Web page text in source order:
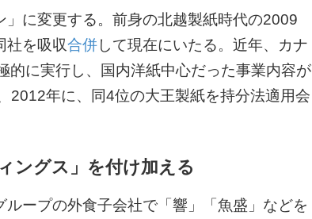
」に変更する。前身の北越製紙時代の2009
社を吸収合併して現在にいたる。近年、カナ
的に実行し、国内洋紙中心だった事業内容が
2012年に、同4位の大王製紙を持分法適用会
ングス」を付け加える
ループの外食子会社で「響」「魚盛」などを